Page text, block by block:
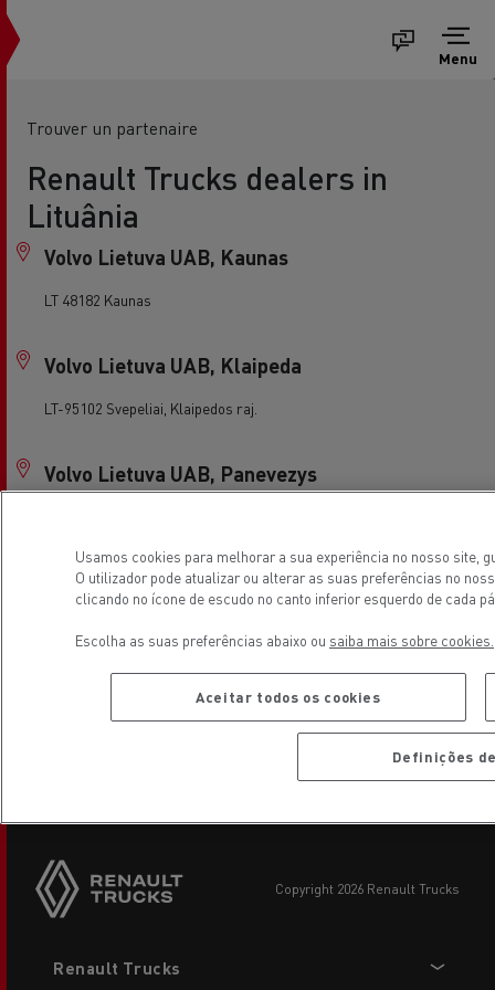
Menu
Trouver un partenaire
Renault Trucks dealers in
Lituânia
Volvo Lietuva UAB, Kaunas
LT 48182 Kaunas
Volvo Lietuva UAB, Klaipeda
LT-95102 Svepeliai, Klaipedos raj.
Volvo Lietuva UAB, Panevezys
Volvo Lietuva UAB, Siauliai
Volvo Lietuva UAB, Vilnius
copyright 2026 Renault Trucks
menu
Renault Trucks
Usamos cookies para melhorar a sua experiência no nosso site,
O utilizador pode atualizar ou alterar as suas preferências no
clicando no ícone de escudo no canto inferior esquerdo de cada
Escolha as suas preferências abaixo ou saiba mais sobre cookies.
Aceitar todos os cookies
Definições